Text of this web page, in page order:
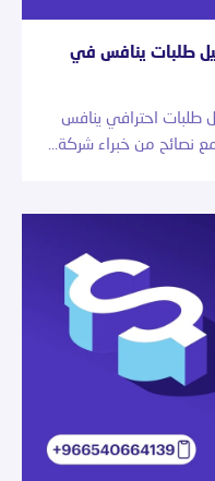
طلبات ينافس في
طلبات احترافي ينافس
نصائح من خبراء شركة…